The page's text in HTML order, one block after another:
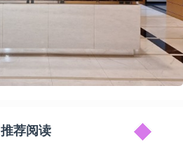
推荐阅读